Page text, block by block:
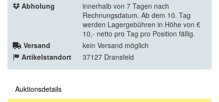
Abholung
innerhalb von 7 Tagen nach
Rechnungsdatum. Ab dem 10. Tag
werden Lagergebühren in Höhe von €
10,- netto pro Tag pro Position fällig.
Versand
kein Versand möglich
Artikelstandort
37127 Dransfeld
Auktionsdetails